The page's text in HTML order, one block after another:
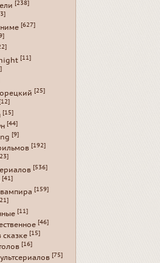
[238]
[627]
[11]
[25]
[12]
[15]
[44]
[9]
[192]
[536]
[41]
[159]
[11]
[46]
[15]
[16]
[75]